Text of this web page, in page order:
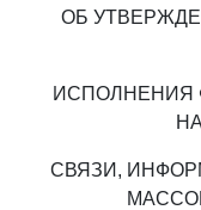
ОБ
ИСПОЛНЕНИЯ
СВЯЗИ,